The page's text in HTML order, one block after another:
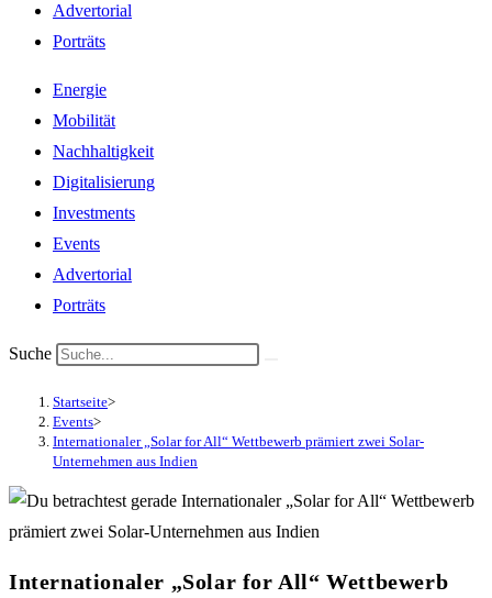
Advertorial
Porträts
Energie
Mobilität
Nachhaltigkeit
Digitalisierung
Investments
Events
Advertorial
Porträts
Suche
Startseite>
Events>
Internationaler „Solar for All“ Wettbewerb prämiert zwei Solar-
Unternehmen aus Indien
Internationaler „Solar for All“ Wettbewerb